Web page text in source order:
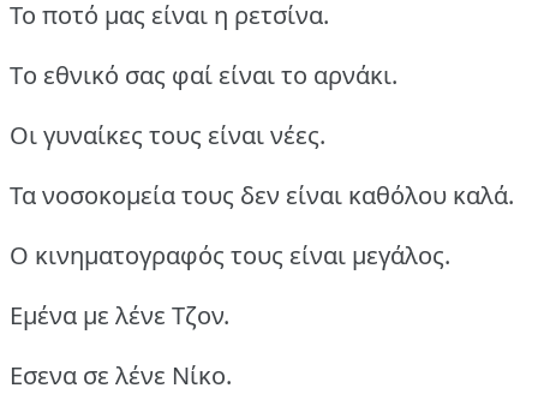
Το ποτό μας είναι η ρετσίνα.
Tο εθνικό σας φαί είναι το αρνάκι.
Οι γυναίκες τους είναι νέες.
Τα νοσοκομεία τους δεν είναι καθόλου καλά.
Ο κινηματογραφός τους είναι μεγάλος.
Εμένα με λένε Τζον.
Εσενα σε λένε Νίκο.